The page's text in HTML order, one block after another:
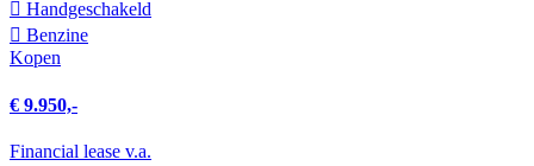
Hand­geschakeld
Benzine
Kopen
€ 9.950,-
Financial lease v.a.